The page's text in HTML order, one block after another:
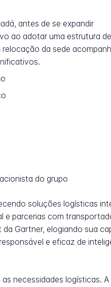
antes de se expandir
ao adotar uma estrutura
da sede
do grupo
soluções logísticas
e parcerias com
Gartner, elogiando sua
e eficaz de
necessidades logísticas. A